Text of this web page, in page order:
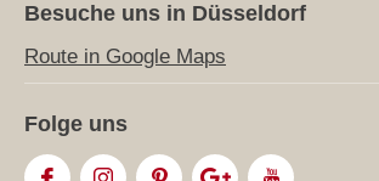
Besuche uns in Düsseldorf
Route in Google Maps
Folge uns